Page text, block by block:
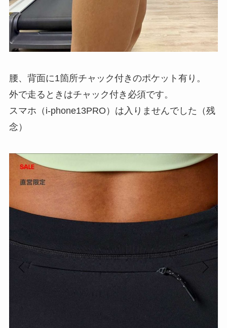
腰、背面に1箇所チャック付きのポケット有り。
外で走るときはチャック付き必須です。
スマホ（i-phone13PRO）は入りませんでした（残
念）